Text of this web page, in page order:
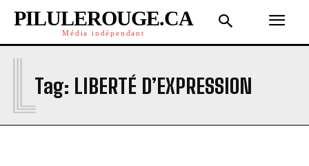
PILULEROUGE.CA
Média indépendant
Tag: LIBERTÉ D’EXPRESSION
L